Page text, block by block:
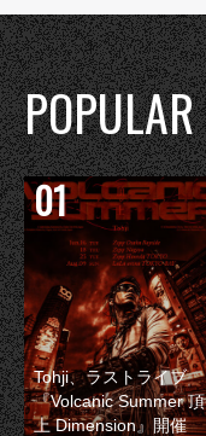
POPULAR
Tohji、ラストライブ
『Volcanic Summer 頂
上 Dimension』開催